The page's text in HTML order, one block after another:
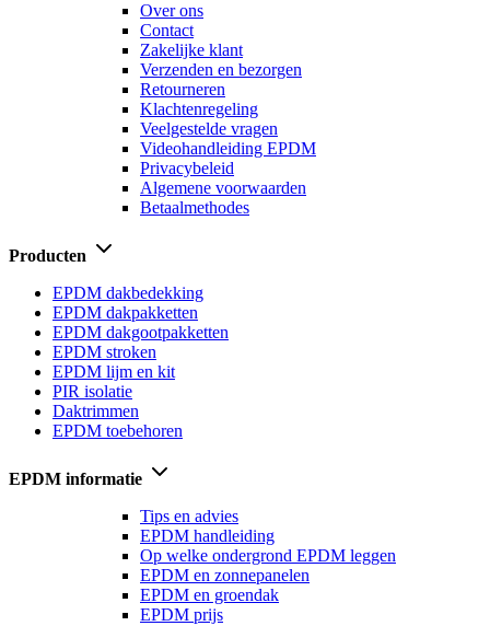
Over ons
Contact
Zakelijke klant
Verzenden en bezorgen
Retourneren
Klachtenregeling
Veelgestelde vragen
Videohandleiding EPDM
Privacybeleid
Algemene voorwaarden
Betaalmethodes
Producten
EPDM dakbedekking
EPDM dakpakketten
EPDM dakgootpakketten
EPDM stroken
EPDM lijm en kit
PIR isolatie
Daktrimmen
EPDM toebehoren
EPDM informatie
Tips en advies
EPDM handleiding
Op welke ondergrond EPDM leggen
EPDM en zonnepanelen
EPDM en groendak
EPDM prijs